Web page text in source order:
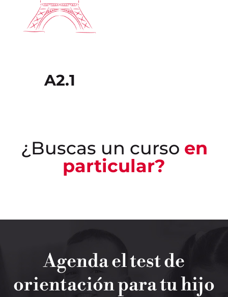
A2.1
¿Buscas un curso en
particular?
Agenda el test de
orientación para tu hijo